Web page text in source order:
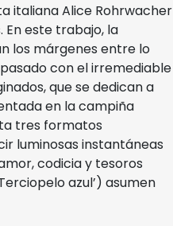
italiana Alice Rohrwacher
En este trabajo, la
los márgenes entre lo
con el irremediable
que se dedican a
en la campiña
tres formatos
luminosas instantáneas
codicia y tesoros
azul’) asumen